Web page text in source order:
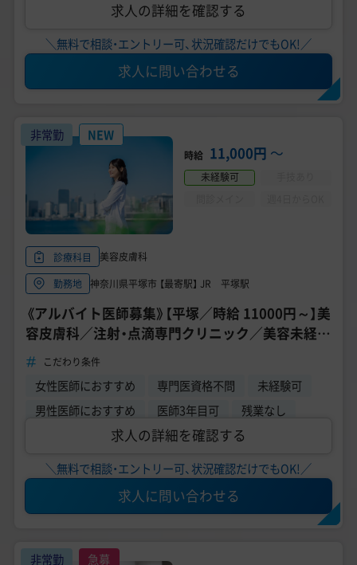
求人の詳細を確認する
＼無料で相談・エントリー可、状況確認だけでもOK!／
求人に問い合わせる
非常勤 NEW
時給 11,000円 〜
未経験可
診療科目
美容皮膚科
勤務地 神奈川県平塚市 【最寄駅】 JR 平塚駅
《アルバイト医師募集》【平塚／時給 11000円～】美
容皮膚科／注射・点滴専門クリニック／美容未経験
応募可能／研修制度が充実◎
こだわり条件
女性医師におすすめ 専門医資格不問
未経験可
男性医師におすすめ
医師3年目可 残業なし
求人の詳細を確認する
＼無料で相談・エントリー可、状況確認だけでもOK!／
求人に問い合わせる
非常勤 急募